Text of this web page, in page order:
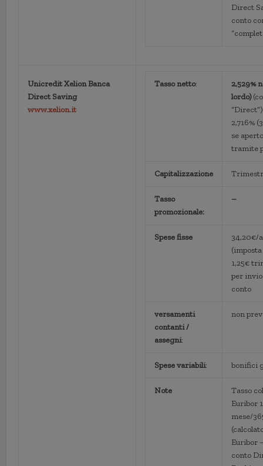
Direct
conto
Unicredit Xelion Banca
Direct Saving
www.xelion.it
Tasso netto:
2,529%
lordo)
“Direct”)
2,716%
se
tramite
Capitalizzazione
Tasso
promozionale:
–
Spese fisse
34,20€/
1,25€
per
conto
versamenti
contanti /
assegni:
non
Spese variabili: bonifici
Note
Tasso
Euribor 1
mese/
Euribor
conto